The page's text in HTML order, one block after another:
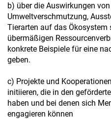
b) über die Auswirkungen
Umweltverschmutzung,
Tierarten auf das Ökosystem
übermäßigen
konkrete Beispiele für eine
geben.
c) Projekte und
initiieren, die in den
haben und bei denen sich
engagieren können